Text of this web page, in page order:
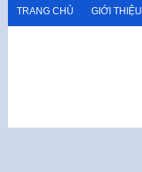
TRANG CHỦ GIỚI THIỆU